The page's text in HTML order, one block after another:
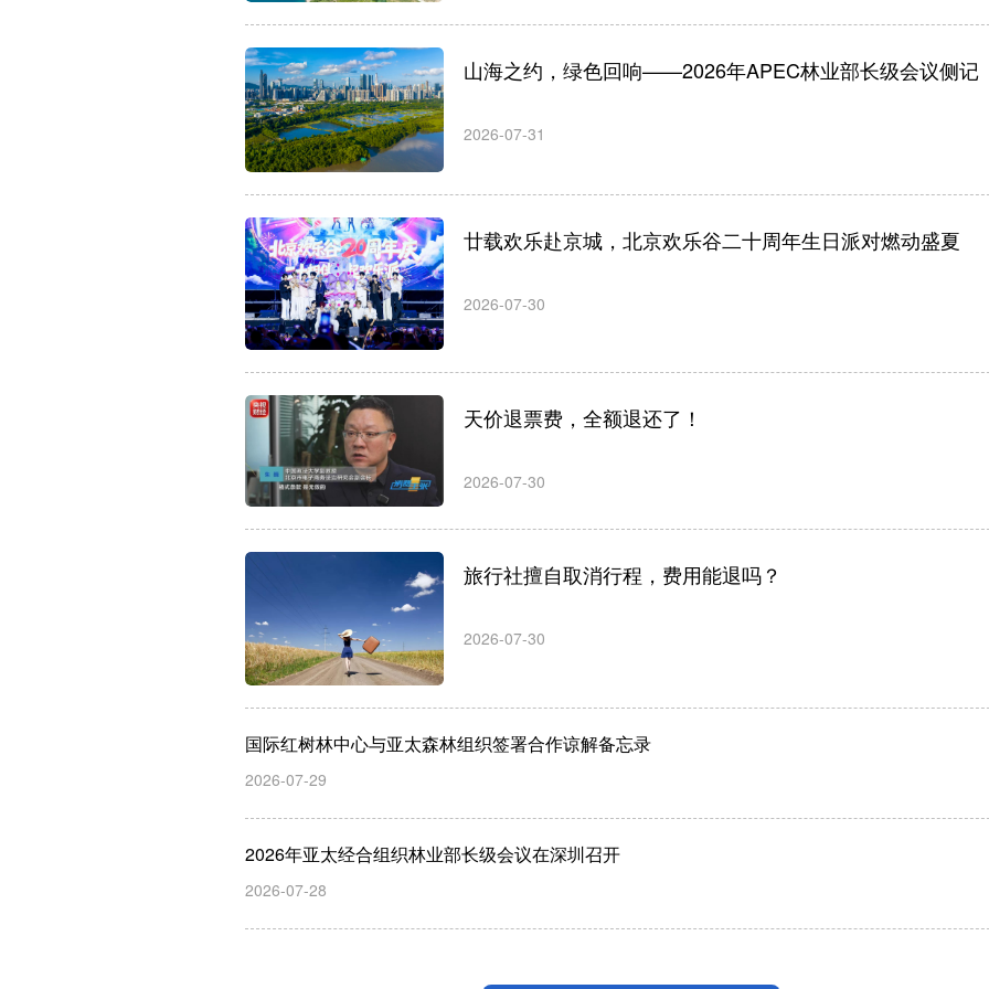
山海之约，绿色回响——2026年APEC林业部长级会议侧记
2026-07-31
廿载欢乐赴京城，北京欢乐谷二十周年生日派对燃动盛夏
2026-07-30
天价退票费，全额退还了！
2026-07-30
旅行社擅自取消行程，费用能退吗？
2026-07-30
国际红树林中心与亚太森林组织签署合作谅解备忘录
2026-07-29
2026年亚太经合组织林业部长级会议在深圳召开
2026-07-28